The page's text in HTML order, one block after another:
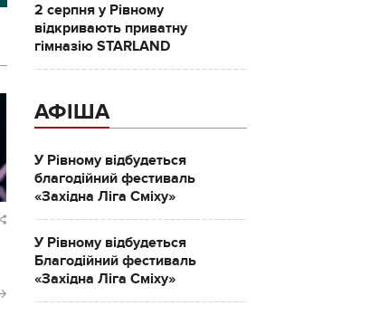
2 серпня у Рівному
відкривають приватну
гімназію STARLAND
АФІША
У Рівному відбудеться
благодійний фестиваль
«Західна Ліга Сміху»
У Рівному відбудеться
Благодійний фестиваль
«Західна Ліга Сміху»